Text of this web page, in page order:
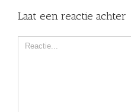
Laat een reactie achter
Comment